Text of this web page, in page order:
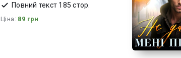
характерів_кохання, дуже
емоційно та чуттєво
Повний текст 185 стор.
Ціна: 89 грн